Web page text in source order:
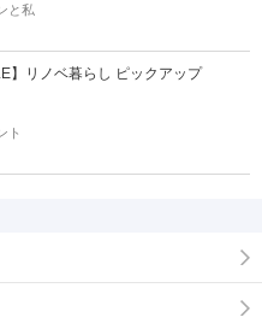
と私
】リノベ暮らし ピックアップ
ト